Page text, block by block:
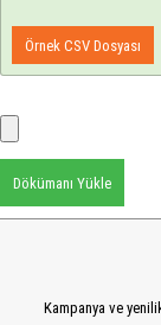
Örnek CSV Dosyası
Dökümanı Yükle
Kampanya ve